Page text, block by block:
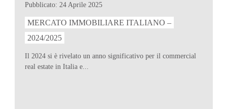
Pubblicato: 24 Aprile 2025
MERCATO IMMOBILIARE ITALIANO –
2024/2025
Il 2024 si è rivelato un anno significativo per il commercial
real estate in Italia e...